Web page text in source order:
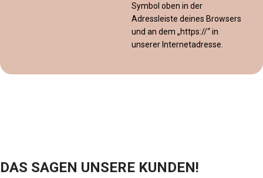
Symbol oben in der
Adressleiste deines Browsers
und an dem „https://“ in
unserer Internetadresse.
DAS SAGEN UNSERE KUNDEN!